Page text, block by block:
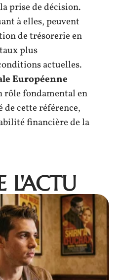
prise de décision.
à elles, peuvent
de trésorerie en
plus
actuelles.
Européenne
rôle fondamental en
cette référence,
financière de la
L'ACTU